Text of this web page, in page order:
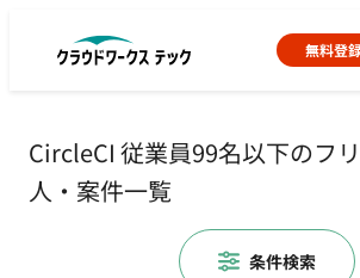
無料登
CircleCI 従業員99名以下のフ
人・案件一覧
条件検索